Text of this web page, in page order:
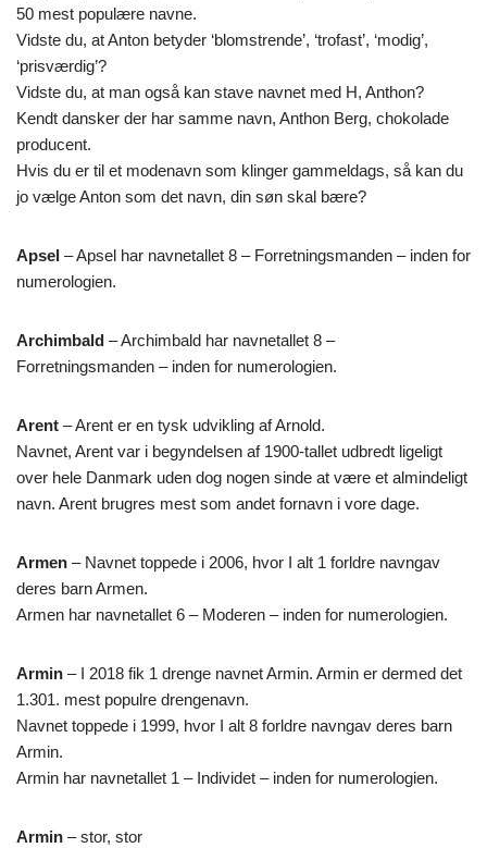
50 mest populære navne.
Vidste du, at Anton betyder ‘blomstrende’, ‘trofast’, ‘modig’,
‘prisværdig’?
Vidste du, at man også kan stave navnet med H, Anthon?
Kendt dansker der har samme navn, Anthon Berg, chokolade
producent.
Hvis du er til et modenavn som klinger gammeldags, så kan du
jo vælge Anton som det navn, din søn skal bære?
Apsel – Apsel har navnetallet 8 – Forretningsmanden – inden for
numerologien.
Archimbald – Archimbald har navnetallet 8 –
Forretningsmanden – inden for numerologien.
Arent – Arent er en tysk udvikling af Arnold.
Navnet, Arent var i begyndelsen af 1900-tallet udbredt ligeligt
over hele Danmark uden dog nogen sinde at være et almindeligt
navn. Arent brugres mest som andet fornavn i vore dage.
Armen – Navnet toppede i 2006, hvor I alt 1 forldre navngav
deres barn Armen.
Armen har navnetallet 6 – Moderen – inden for numerologien.
Armin – I 2018 fik 1 drenge navnet Armin. Armin er dermed det
1.301. mest populre drengenavn.
Navnet toppede i 1999, hvor I alt 8 forldre navngav deres barn
Armin.
Armin har navnetallet 1 – Individet – inden for numerologien.
Armin – stor, stor